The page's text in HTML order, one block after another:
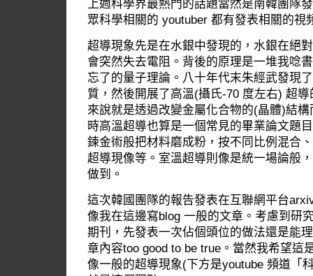
上週科學界最熱門的話題當然是南韓團隊
眾科學相關的 youtuber 都有發表相關的視
超導現象先是在水銀中發現的，水銀在絕
會突然失去電阻。背後的原理是一堆我唸
忘了的量子理論。八十年代末朱經武發現
質，然後開展了高溫(攝氏-70 度左右) 超
來說就是透過改變金屬化合物的(晶體)結
時高溫超導也算是一個常見的畢業論文題
鍊金術般把材料磨成粉，按不同比例混合
超導現像等。室溫超導則像是統一場論般
做到。
這次韓國團隊的報告發表在互聯網平台
像我在這邊寫blog 一般的文章。考慮到研
期刊，先發表一次佔個頭位的做法還是能
章內容too good to be true。當然我希望這
像一般的超導現象(下方是youtube 頻道「